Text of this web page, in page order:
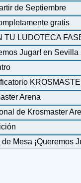
de Septiembre
gratis
TU LUDOTECA
Jugar! en Sevilla
Arena
de Krosmaster
Mesa ¡Queremos